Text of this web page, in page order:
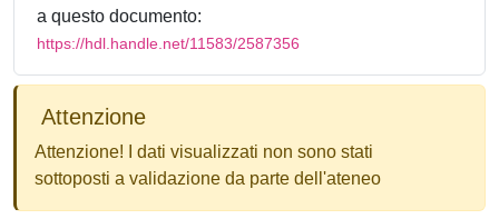
a questo documento:
https://hdl.handle.net/11583/2587356
Attenzione
Attenzione! I dati visualizzati non sono stati
sottoposti a validazione da parte dell'ateneo